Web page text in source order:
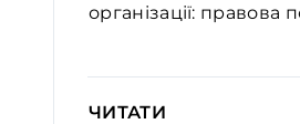
організації: правова
ЧИТАТИ